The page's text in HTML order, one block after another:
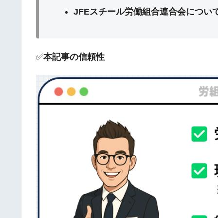
JFEスチール労働組合連合会につい
✅本記事の信頼性